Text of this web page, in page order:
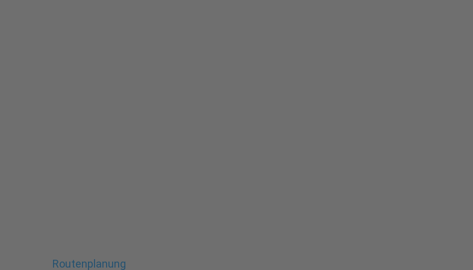
Routenplanung